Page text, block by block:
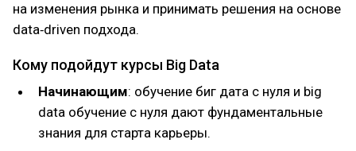
на изменения рынка и принимать решения на основе
data‑driven подхода.
Кому подойдут курсы Big Data
Начинающим: обучение биг дата с нуля и big
data обучение с нуля дают фундаментальные
знания для старта карьеры.